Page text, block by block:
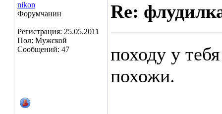
nikon
Форумчанин
Регистрация: 25.05.2011
Пол: Мужской
Сообщений: 47
Re:
походу у
похожи.